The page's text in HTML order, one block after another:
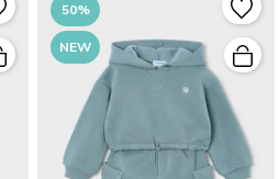
50%
NEW